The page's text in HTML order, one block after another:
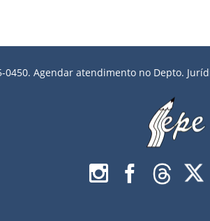
0450. Agendar atendimento no Depto.